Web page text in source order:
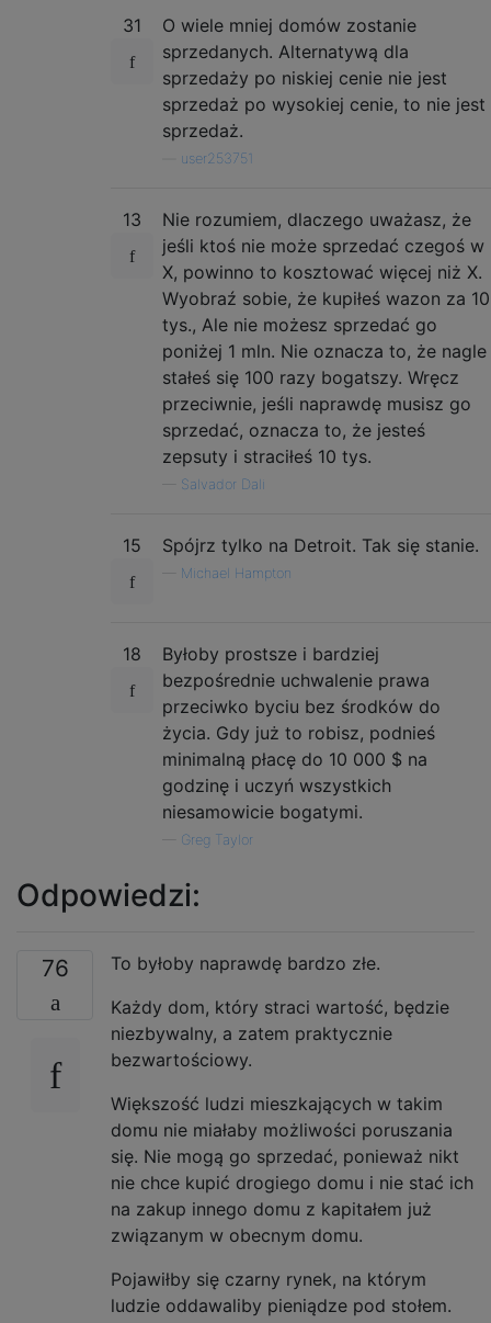
31
O wiele mniej domów zostanie
sprzedanych. Alternatywą dla
sprzedaży po niskiej cenie nie jest
sprzedaż po wysokiej cenie, to nie jest
sprzedaż.
user253751
13
Nie rozumiem, dlaczego uważasz, że
jeśli ktoś nie może sprzedać czegoś w
X, powinno to kosztować więcej niż X.
Wyobraź sobie, że kupiłeś wazon za 10
tys., Ale nie możesz sprzedać go
poniżej 1 mln. Nie oznacza to, że nagle
stałeś się 100 razy bogatszy. Wręcz
przeciwnie, jeśli naprawdę musisz go
sprzedać, oznacza to, że jesteś
zepsuty i straciłeś 10 tys.
Salvador Dali
15 Spójrz tylko na Detroit. Tak się stanie.
Michael Hampton
18
Byłoby prostsze i bardziej
bezpośrednie uchwalenie prawa
przeciwko byciu bez środków do
życia. Gdy już to robisz, podnieś
minimalną płacę do 10 000 $ na
godzinę i uczyń wszystkich
niesamowicie bogatymi.
Greg Taylor
Odpowiedzi:
76
To byłoby naprawdę bardzo złe.
Każdy dom, który straci wartość, będzie
niezbywalny, a zatem praktycznie
bezwartościowy.
Większość ludzi mieszkających w takim
domu nie miałaby możliwości poruszania
się. Nie mogą go sprzedać, ponieważ nikt
nie chce kupić drogiego domu i nie stać ich
na zakup innego domu z kapitałem już
związanym w obecnym domu.
Pojawiłby się czarny rynek, na którym
ludzie oddawaliby pieniądze pod stołem.